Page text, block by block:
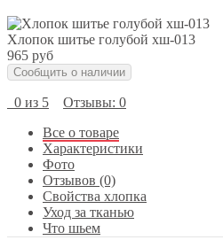
Хлопок шитье голубой хш-013
965 руб
Сообщить о наличии
0 из 5
Отзывы: 0
Все о товаре
Характеристики
Фото
Отзывов (0)
Свойства хлопка
Уход за тканью
Что шьем